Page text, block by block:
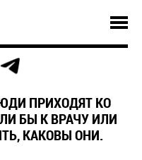
ПРИХОДЯТ КО
БЫ К ВРАЧУ ИЛИ
КАКОВЫ ОНИ.